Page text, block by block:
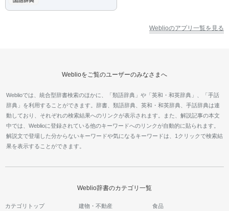
Weblioのアプリ一覧を見る
Weblioをご覧のユーザーのみなさまへ
Weblioでは、統合型辞書検索のほかに、「類語辞典」や「英和・和英辞典」、「手話
辞典」を利用することができます。辞書、類語辞典、英和・和英辞典、手話辞典は連
動しており、それぞれの検索結果へのリンクが表示されます。また、解説記事の本文
中では、Weblioに登録されている他のキーワードへのリンクが自動的に貼られます。
解説文で登場した分からないキーワードや気になるキーワードは、1クリックで検索結
果を表示することができます。
Weblio辞書のカテゴリ一覧
カテゴリトップ 建物・不動産 食品